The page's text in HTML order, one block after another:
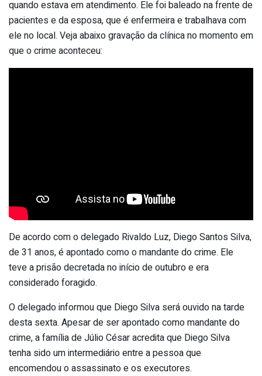
quando estava em atendimento. Ele foi baleado na frente de
pacientes e da esposa, que é enfermeira e trabalhava com
ele no local. Veja abaixo gravação da clínica no momento em
que o crime aconteceu:
De acordo com o delegado Rivaldo Luz, Diego Santos Silva,
de 31 anos, é apontado como o mandante do crime. Ele
teve a prisão decretada no início de outubro e era
considerado foragido.
O delegado informou que Diego Silva será ouvido na tarde
desta sexta. Apesar de ser apontado como mandante do
crime, a família de Júlio César acredita que Diego Silva
tenha sido um intermediário entre a pessoa que
encomendou o assassinato e os executores.